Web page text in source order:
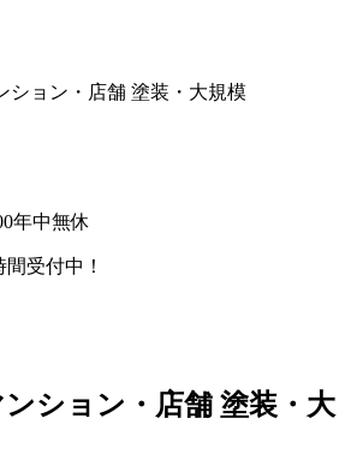
ション・店舗 塗装・大規模
年中無休
受付中！
ション・店舗 塗装・大